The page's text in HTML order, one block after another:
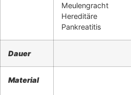
Meulengracht
Hereditäre
Pankreatitis
Dauer
Material